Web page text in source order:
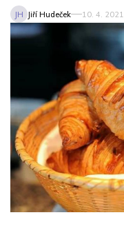
JH Jiří Hudeček 10. 4. 2021